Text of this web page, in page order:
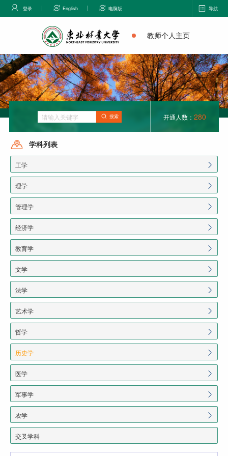
登录 English 电脑版 导航
教师个人主页
搜索 开通人数： 280
学科列表
工学
理学
管理学
经济学
教育学
文学
法学
艺术学
哲学
历史学
医学
军事学
农学
交叉学科